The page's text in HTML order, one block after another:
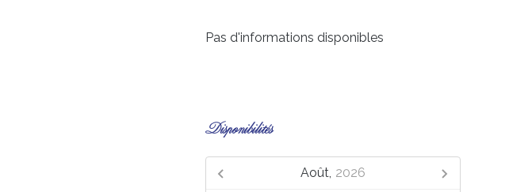
Pas d'informations disponibles
Disponibilités
Août, 2026